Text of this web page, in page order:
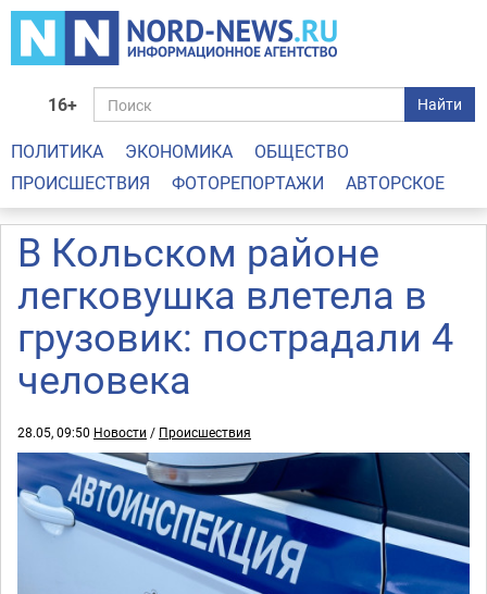
16+ Найти
ПОЛИТИКА ЭКОНОМИКА
ОБЩЕСТВО
ПРОИСШЕСТВИЯ
ФОТОРЕПОРТАЖИ АВТОРСКОЕ
В Кольском районе
легковушка влетела в
грузовик: пострадали 4
человека
28.05, 09:50 Новости / Происшествия